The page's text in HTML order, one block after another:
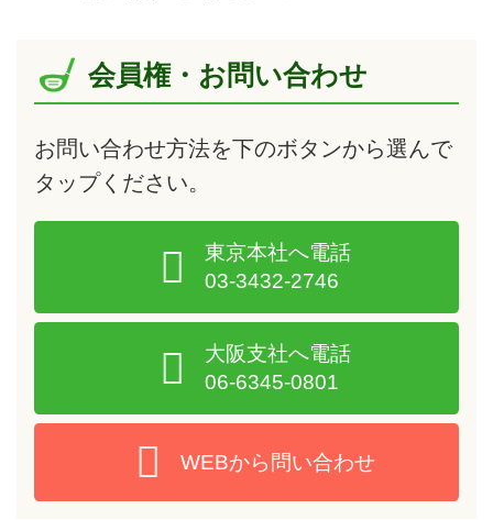
会員権・お問い合わせ
お問い合わせ方法を下のボタンから選んで
タップください。
東京本社へ電話
03-3432-2746
大阪支社へ電話
06-6345-0801
WEBから問い合わせ